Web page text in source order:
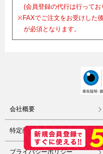
(会員登録の代行は行ってお
※FAXでご注文をお受けした
が必須となります。
会社概要
特定商取引
プライバシーポリシー